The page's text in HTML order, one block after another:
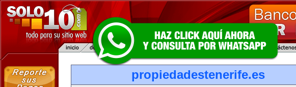
propiedadestenerife.es